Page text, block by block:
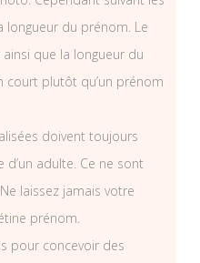
longueur du prénom. Le
que la longueur du
court plutôt qu’un prénom
doivent toujours
d’un adulte. Ce ne sont
laissez jamais votre
prénom.
pour concevoir des